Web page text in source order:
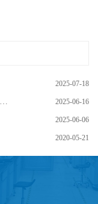
2025-07-18
2025-06-16
2025-06-06
2020-05-21